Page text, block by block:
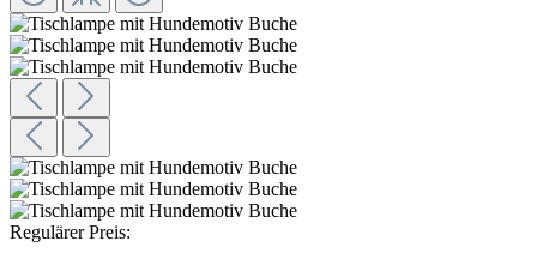
Regulärer Preis: